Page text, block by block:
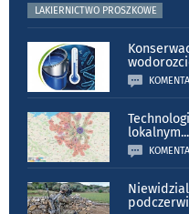
LAKIERNICTWO PROSZKOWE
lokalnym...